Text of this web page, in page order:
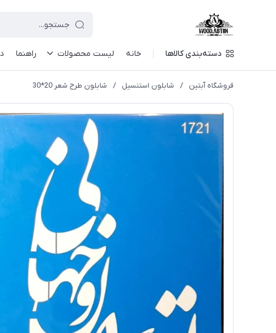
دسته‌بندی کالاها خانه لیست محصولات راهنما
فروشگاه آبتین / شابلون استنسیل / شابلون طرح شعر 20*30